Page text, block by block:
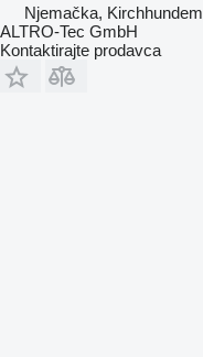
Njemačka, Kirchhundem
ALTRO-Tec GmbH
Kontaktirajte prodavca